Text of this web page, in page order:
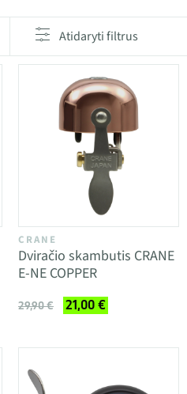
Atidaryti filtrus
CRANE
Dviračio skambutis CRANE
E-NE COPPER
29,90 € 21,00 €